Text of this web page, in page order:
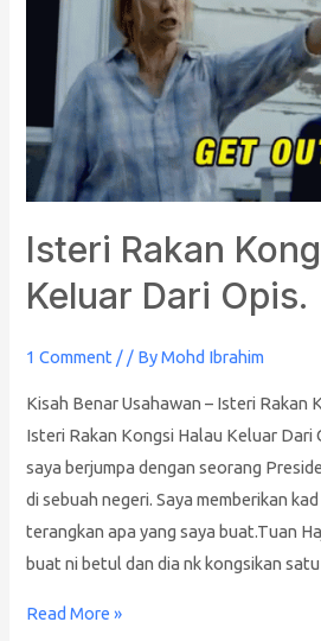
Isteri Rakan
Keluar Dari Opis.
1 Comment // ByMohd Ibrahim
Kisah Benar Usahawan – Isteri Rakan
Isteri Rakan Kongsi Halau Keluar Dari
saya berjumpa dengan seorang
di sebuah negeri. Saya memberikan
terangkan apa yang saya buat.Tuan
buat ni betul dan dia nk kongsikan
Kongsi
Halau
Keluar
Dari
Opis.
Read More »